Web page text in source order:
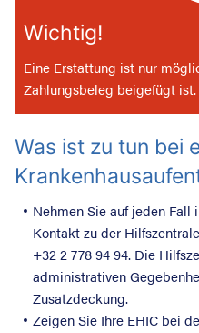
Wichtig!
Eine Erstattung ist nur
Zahlungsbeleg beigefügt ist.
Was ist zu tun bei
Nehmen Sie auf jeden Fall
Kontakt zu der Hilfszentrale
+32 2 778 94 94. Die
administrativen
Zusatzdeckung.
Zeigen Sie Ihre EHIC bei